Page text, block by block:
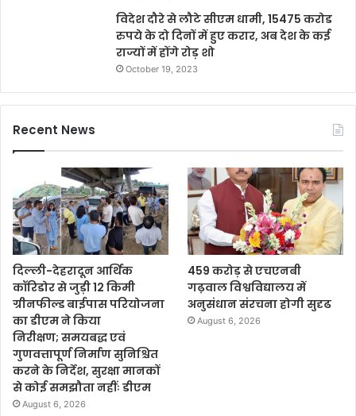
विदेश दौरे से लौटे सीएम धामी, 15475 करोड
रुपये के दो दिनों में हुए करार, अब देश के कई
राज्यों में होंगे रोड़ शो
October 19, 2023
Recent News
दिल्ली-देहरादून आर्थिक
कॉरिडोर से जुड़ी 12 किमी
ग्रीनफील्ड बाईपास परियोजना
का डीएम ने किया
निरीक्षण; समयबद्ध एवं
गुणवत्तापूर्ण निर्माण सुनिश्चित
करने के निर्देश, सुरक्षा मानकों
से कोई समझौता नहींः डीएम
August 6, 2026
459 करोड़ से एचएनबी
गढ़वाल विश्वविद्यालय में
अनुसंधान संरचना होगी सुदृढ
August 6, 2026